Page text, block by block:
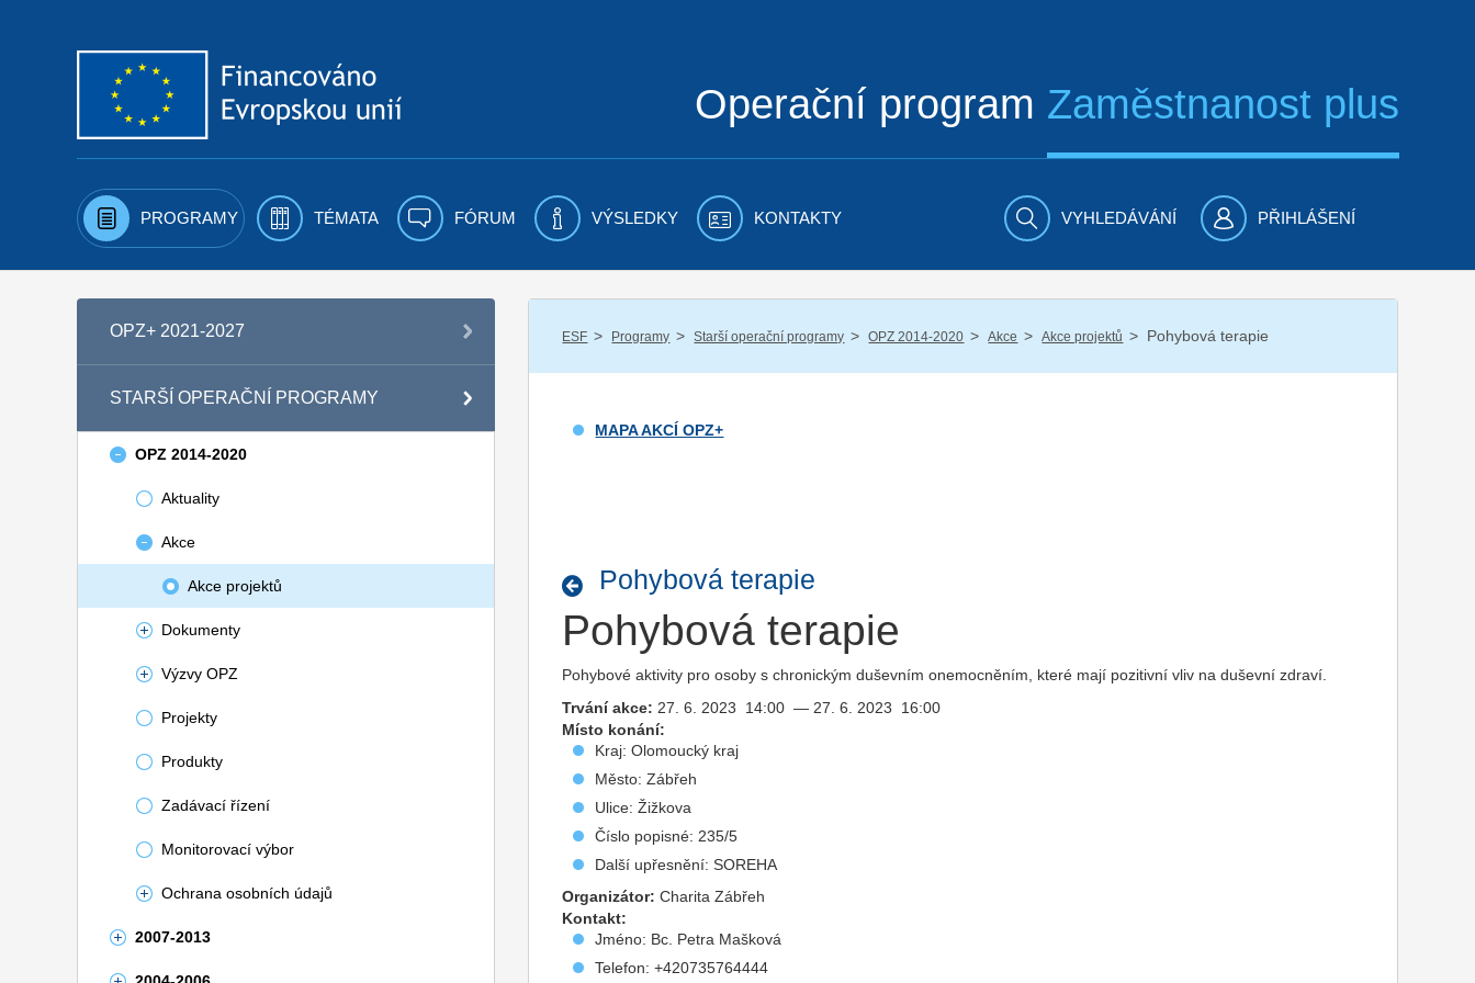
Operační program Zaměstnanost plus
PROGRAMY TÉMATA FÓRUM VÝSLEDKY KONTAKTY VYHLEDÁVÁNÍ PŘIHLÁŠENÍ
OPZ+ 2021-2027
STARŠÍ OPERAČNÍ PROGRAMY
OPZ 2014-2020
Aktuality
Akce
Akce projektů
Dokumenty
Výzvy OPZ
Projekty
Produkty
Zadávací řízení
Monitorovací výbor
Ochrana osobních údajů
2007-2013
ESF / Programy / Starší operační programy / OPZ 2014-2020 / Akce / Akce projektů / Pohybová terapie
MAPA AKCÍ OPZ+
Pohybová terapie
Pohybová terapie
Pohybové aktivity pro osoby s chronickým duševním onemocněním, které mají pozitivní vliv na duševní zdraví.
Trvání akce: 27. 6. 2023 14:00 — 27. 6. 2023 16:00
Místo konání:
Kraj: Olomoucký kraj
Město: Zábřeh
Ulice: Žižkova
Číslo popisné: 235/5
Další upřesnění: SOREHA
Organizátor: Charita Zábřeh
Kontakt:
Jméno: Bc. Petra Mašková
Telefon: +420735764444